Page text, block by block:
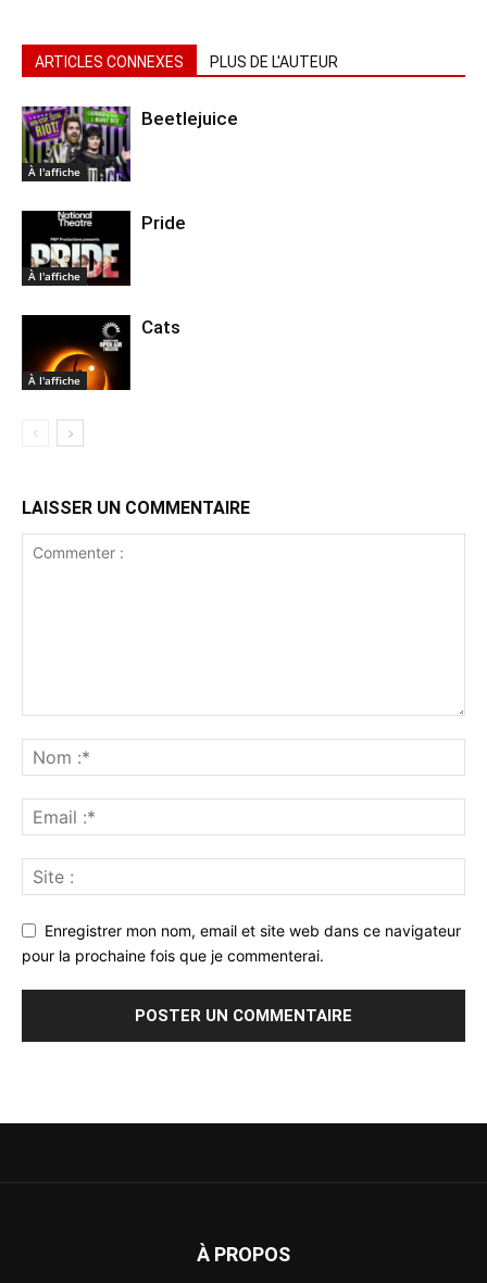
ARTICLES CONNEXES PLUS DE L'AUTEUR
À l'affiche
Beetlejuice
À l'affiche
Pride
À l'affiche
Cats
LAISSER UN COMMENTAIRE
Enregistrer mon nom, email et site web dans ce navigateur
pour la prochaine fois que je commenterai.
À PROPOS